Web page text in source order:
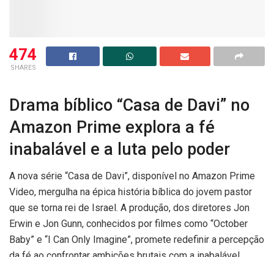
474
SHARES
Drama bíblico “Casa de Davi” no
Amazon Prime explora a fé
inabalável e a luta pelo poder
A nova série “Casa de Davi”, disponível no Amazon Prime
Video, mergulha na épica história bíblica do jovem pastor
que se torna rei de Israel. A produção, dos diretores Jon
Erwin e Jon Gunn, conhecidos por filmes como “October
Baby” e “I Can Only Imagine”, promete redefinir a percepção